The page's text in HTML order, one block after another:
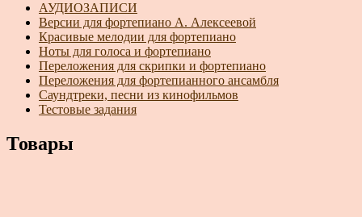
АУДИОЗАПИСИ
Версии для фортепиано А. Алексеевой
Красивые мелодии для фортепиано
Ноты для голоса и фортепиано
Переложения для скрипки и фортепиано
Переложения для фортепианного ансамбля
Саундтреки, песни из кинофильмов
Тестовые задания
Товары